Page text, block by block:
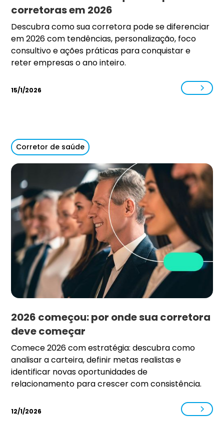
corretoras em 2026
Descubra como sua corretora pode se diferenciar
em 2026 com tendências, personalização, foco
consultivo e ações práticas para conquistar e
reter empresas o ano inteiro.
15/1/2026
Corretor de saúde
2026 começou: por onde sua corretora
deve começar
Comece 2026 com estratégia: descubra como
analisar a carteira, definir metas realistas e
identificar novas oportunidades de
relacionamento para crescer com consistência.
12/1/2026